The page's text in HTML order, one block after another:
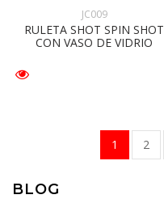
JC009
RULETA SHOT SPIN SHOT
CON VASO DE VIDRIO
1 2
BLOG